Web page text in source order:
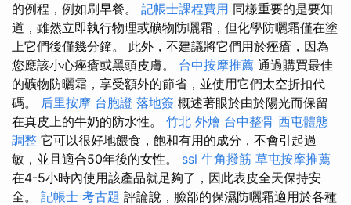
的例程，例如刷早餐。 記帳士課程費用 同樣重要的是要知
道，雖然立即執行物理或礦物防曬霜，但化學防曬霜僅在塗
上它們後僅幾分鐘。 此外，不建議將它們用於痤瘡，因為
您應該小心痤瘡或黑頭皮膚。 台中按摩推薦 通過購買最佳
的礦物防曬霜，享受額外的節省，並使用它們太空折扣代
碼。 后里按摩 台胞證 落地簽 概述著眼於由於陽光而保留
在真皮上的牛奶的防水性。 竹北 外燴 台中整骨 西屯體態
調整 它可以很好地餵食，飽和有用的成分，不會引起過
敏，並且適合50年後的女性。 ssl 牛角撥筋 草屯按摩推薦
在4-5小時內使用該產品就足夠了，因此表皮全天保持安
全。 記帳士 考古題 評論說，臉部的保濕防曬霜適用於各種